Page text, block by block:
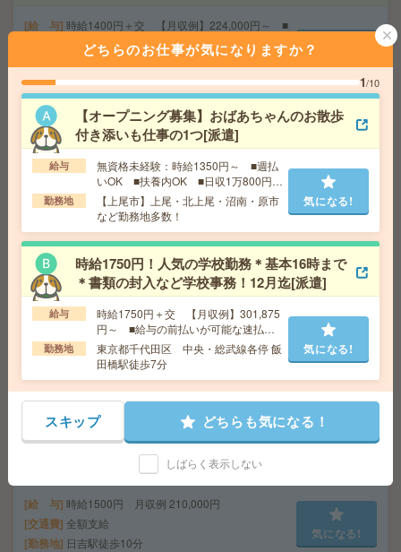
給 与 時給1400円＋交 【月収例】224,000円～ ■
給与の前払いが可能な速払いサービスあり
交通費支給あり
勤務地 埼玉県東松山市 東武東上線 東松山駅車10分
17時定時＊残業ナシ！健診の知識不要＊マニュアル完
備！健診日程や内容を受付&入力[派遣]
時給1450円～1500円 月収例 217,500円～2
25,000円
全額支給
勤務地 相模大野駅徒歩3分 ※・近隣にランチスポッ
ト／カフェ／スーパーもあります！駅直結！
気になる!
座り仕事！給与即払いOK！高時給！土日休み！受入れ・
梱包作業[派遣]
給 与 時給1500円
交通費 交通費支給有り
勤務地 谷塚駅～徒歩10分 ※車通勤・バイク通勤OK
気になる!
【9月～来年3月まで！】ゆったり環境！名門男子中学校×
給 与 時給1500円 月収例 210,000円
交通費 全額支給
勤務地 日吉駅徒歩10分
気になる!
どちらのお仕事が気になりますか？
1/10
【オープニング募集】おばあちゃんのお散歩
付き添いも仕事の1つ[派遣]
給与
無資格未経験：時給1350円～ ■週払
いOK ■扶養内OK ■日収1万800円以
上
勤務地
【上尾市】上尾・北上尾・沼南・原市
など勤務地多数！
気になる!
時給1750円！人気の学校勤務＊基本16時まで
＊書類の封入など学校事務！12月迄[派遣]
給与
時給1750円＋交 【月収例】301,875
円～ ■給与の前払いが可能な速払い
サービスあり
勤務地
東京都千代田区 中央・総武線各停 飯
田橋駅徒歩7分
気になる!
スキップ どちらも気になる！
しばらく表示しない